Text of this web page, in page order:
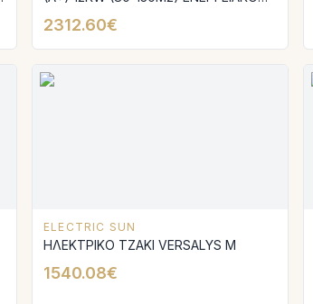
ΚΕΡΑΜΙΚΑ TERMOTEC
2312.60€
ELECTRIC SUN
ΗΛΕΚΤΡΙΚΟ ΤΖΑΚΙ VERSALYS Μ
1540.08€